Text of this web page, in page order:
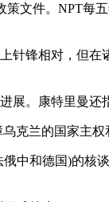
。NPT每五
锋相对，
。康特里曼还
克兰的国家主权和
德国)的核谈判